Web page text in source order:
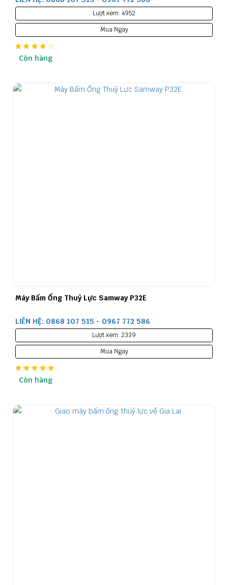
Lượt xem: 4952
Mua Ngay
Còn hàng
Máy Bấm Ống Thuỷ Lực Samway P32E
LIÊN HỆ: 0868 107 515 - 0967 772 586
Lượt xem: 2339
Mua Ngay
Còn hàng